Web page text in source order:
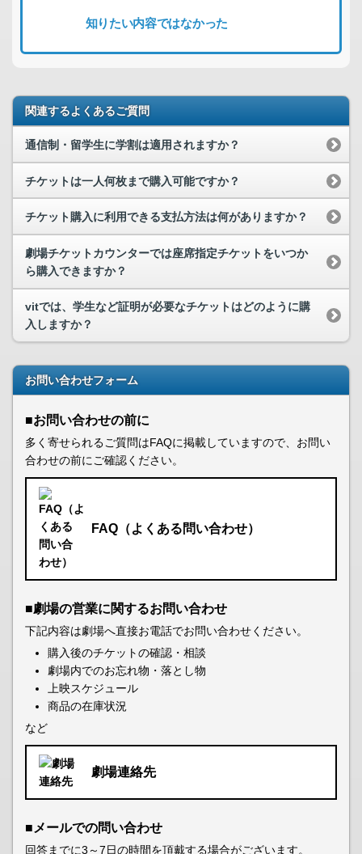
知りたい内容ではなかった
関連するよくあるご質問
通信制・留学生に学割は適用されますか？
チケットは一人何枚まで購入可能ですか？
チケット購入に利用できる支払方法は何がありますか？
劇場チケットカウンターでは座席指定チケットをいつか
ら購入できますか？
vitでは、学生など証明が必要なチケットはどのように購
入しますか？
お問い合わせフォーム
■お問い合わせの前に
多く寄せられるご質問はFAQに掲載していますので、お問い
合わせの前にご確認ください。
FAQ（よくある問い合わせ）
■劇場の営業に関するお問い合わせ
下記内容は劇場へ直接お電話でお問い合わせください。
購入後のチケットの確認・相談
劇場内でのお忘れ物・落とし物
上映スケジュール
商品の在庫状況
など
劇場連絡先
■メールでの問い合わせ
回答までに3～7日の時間を頂戴する場合がございます。